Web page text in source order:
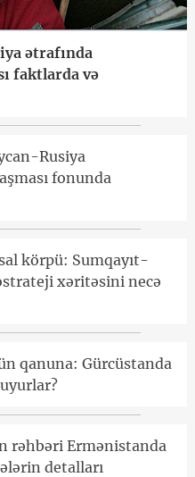
ətrafında
faktlarda və
Rusiya
fonunda
körpü: Sumqayıt-
xəritəsini necə
qanuna: Gürcüstanda
rəhbəri Ermənistanda
detalları